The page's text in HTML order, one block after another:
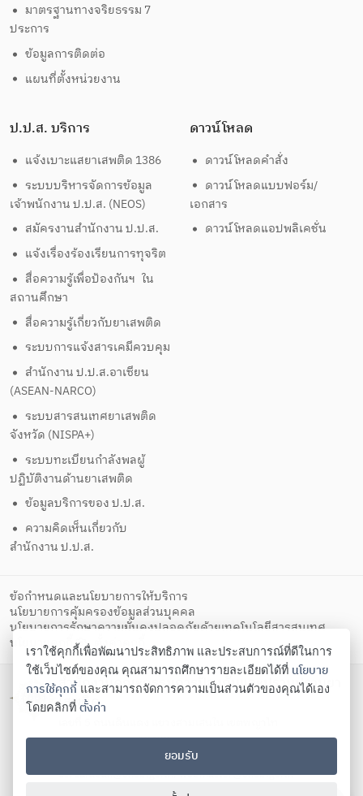
มาตรฐานทางจริยธรรม 7
ประการ
ข้อมูลการติดต่อ
แผนที่ตั้งหน่วยงาน
ป.ป.ส. บริการ
แจ้งเบาะแสยาเสพติด 1386
ระบบบริหารจัดการข้อมูล
เจ้าพนักงาน ป.ป.ส. (NEOS)
สมัครงานสำนักงาน ป.ป.ส.
แจ้งเรื่องร้องเรียนการทุจริต
สื่อความรู้เพื่อป้องกันฯ ใน
สถานศึกษา
สื่อความรู้เกี่ยวกับยาเสพติด
ระบบการแจ้งสารเคมีควบคุม
สำนักงาน ป.ป.ส.อาเซียน
(ASEAN-NARCO)
ระบบสารสนเทศยาเสพติด
จังหวัด (NISPA+)
ระบบทะเบียนกำลังพลผู้
ปฏิบัติงานด้านยาเสพติด
ข้อมูลบริการของ ป.ป.ส.
ความคิดเห็นเกี่ยวกับ
สำนักงาน ป.ป.ส.
ดาวน์โหลด
ดาวน์โหลดคำสั่ง
ดาวน์โหลดแบบฟอร์ม/
เอกสาร
ดาวน์โหลดแอปพลิเคชั่น
ข้อกำหนดและนโยบายการให้บริการ
นโยบายการคุ้มครองข้อมูลส่วนบุคคล
นโยบายการรักษาความมั่นคงปลอดภัยด้วยเทคโนโลยีสารสนเทศ
นโยบายคุกกี้
ตั้งค่าคุกกี้
สำนักงานคณะกรรมการป้องกันและปราบปรามยา
เสพติด
กรุงเทพมหานคร 10400
โทรศัพท์ 02-247-0901-19 โทรสาร 02-245-9350 Contact
us:saraban@oncb.go.th,webmaster@oncb.go.th
เราใช้คุกกี้เพื่อพัฒนาประสิทธิภาพ และประสบการณ์ที่ดีในการ
ใช้เว็บไซต์ของคุณ คุณสามารถศึกษารายละเอียดได้ที่ นโยบาย
การใช้คุกกี้และสามารถจัดการความเป็นส่วนตัวของคุณได้เอง
โดยคลิกที่ ตั้งค่า
ยอมรับ